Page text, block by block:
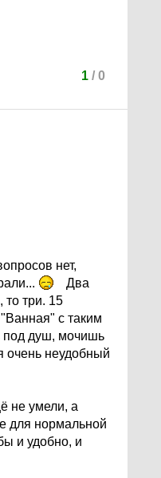
1/ 0
нет,
Два
то три. 15
с таким
под душ, мочишь
очень неудобный
не умели, а
для нормальной
и удобно, и